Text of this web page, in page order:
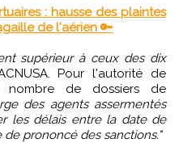
: hausse des plaintes
de l'aérien 🔑
supérieur à ceux des dix
Pour l'autorité de
de dossiers de
des agents assermentés
les délais entre la date de
prononcé des sanctions."